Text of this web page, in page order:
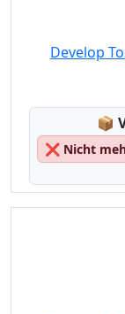
Develop
📦
❌ Nicht